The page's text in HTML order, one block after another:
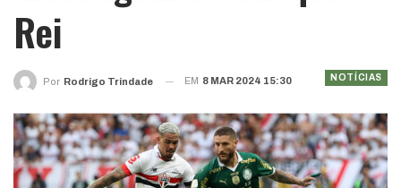
Rei
NOTÍCIAS
Por Rodrigo Trindade EM 8 MAR 2024 15:30